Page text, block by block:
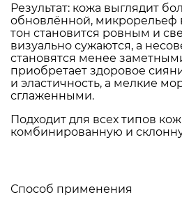
Результат: кожа выглядит
обновлённой, микрорельеф
тон становится ровным и
визуально сужаются, а
становятся менее
приобретает здоровое
и эластичность, а мелкие
сглаженными.
Подходит для всех типов
комбинированную и
Способ применения